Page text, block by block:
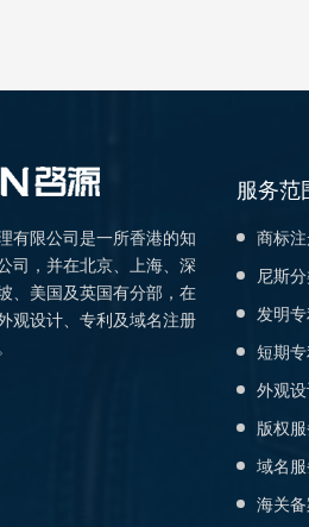
有限公司是一所香港的知
司，并在北京、上海、深
、美国及英国有分部，在
观设计、专利及域名注册
服务范
商标
尼斯
发明
短期
外观
版权
域名
海关